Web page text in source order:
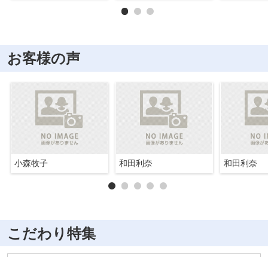
お客様の声
小森牧子 和田利奈 和田利奈
こだわり特集